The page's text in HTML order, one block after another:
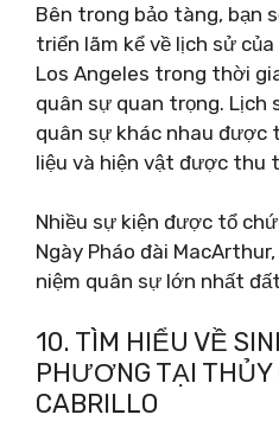
Bên trong bảo tàng, bạn
triển lãm kể về lịch sử
Los Angeles trong thời
quân sự quan trọng. Lịch
quân sự khác nhau được
liệu và hiện vật được thu
Nhiều sự kiện được tổ
Ngày Pháo đài
niệm quân sự lớn nhất
10. TÌM HIỂU VỀ
PHƯƠNG TẠI THỦY
CABRILLO